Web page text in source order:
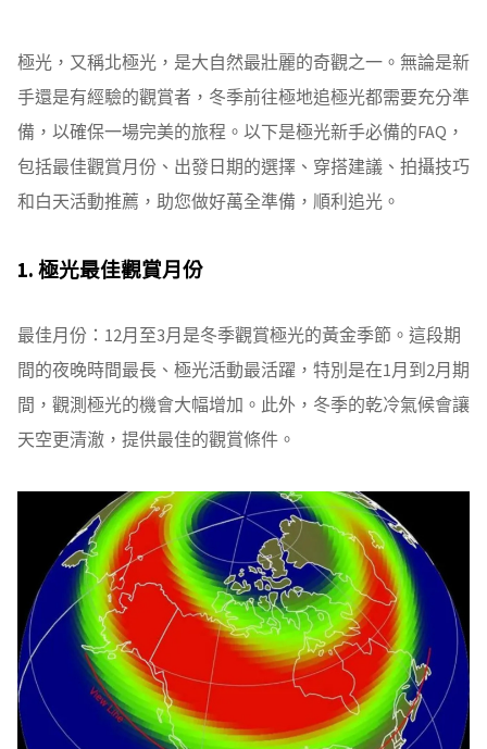
極光，又稱北極光，是大自然最壯麗的奇觀之一。無論是新
手還是有經驗的觀賞者，冬季前往極地追極光都需要充分準
備，以確保一場完美的旅程。以下是極光新手必備的FAQ，
包括最佳觀賞月份、出發日期的選擇、穿搭建議、拍攝技巧
和白天活動推薦，助您做好萬全準備，順利追光。
1. 極光最佳觀賞月份
最佳月份：12月至3月是冬季觀賞極光的黃金季節。這段期
間的夜晚時間最長、極光活動最活躍，特別是在1月到2月期
間，觀測極光的機會大幅增加。此外，冬季的乾冷氣候會讓
天空更清澈，提供最佳的觀賞條件。